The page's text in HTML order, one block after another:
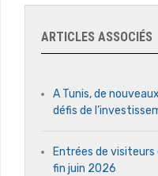
ARTICLES ASSOCIÉS
A Tunis, de
défis de
Entrées de visiteurs
fin juin 2026